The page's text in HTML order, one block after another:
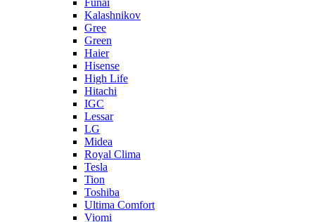
Kalashnikov
Gree
Grеen
Haier
Hisense
High Life
Hitachi
IGC
Lessar
LG
Midea
Royal Clima
Tesla
Tion
Toshiba
Ultima Comfort
Viomi